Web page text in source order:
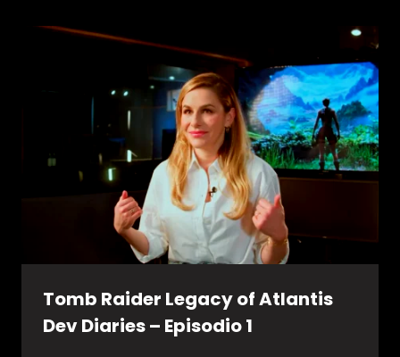
Tomb Raider Legacy of Atlantis
Dev Diaries – Episodio 1